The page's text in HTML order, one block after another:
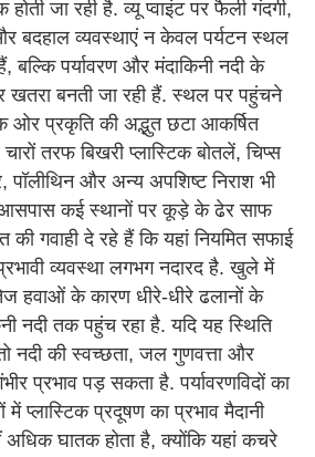
होती जा रही है. व्यू प्वाइंट पर फैली गंदगी,
बदहाल व्यवस्थाएं न केवल पर्यटन स्थल
बल्कि पर्यावरण और मंदाकिनी नदी के
खतरा बनती जा रही हैं. स्थल पर पहुंचने
ओर प्रकृति की अद्भुत छटा आकर्षित
तरफ बिखरी प्लास्टिक बोतलें, चिप्स
पॉलीथिन और अन्य अपशिष्ट निराश भी
कई स्थानों पर कूड़े के ढेर साफ
की गवाही दे रहे हैं कि यहां नियमित सफाई
व्यवस्था लगभग नदारद है. खुले में
हवाओं के कारण धीरे-धीरे ढलानों के
नदी तक पहुंच रहा है. यदि यह स्थिति
नदी की स्वच्छता, जल गुणवत्ता और
प्रभाव पड़ सकता है. पर्यावरणविदों का
में प्लास्टिक प्रदूषण का प्रभाव मैदानी
अधिक घातक होता है, क्योंकि यहां कचरे